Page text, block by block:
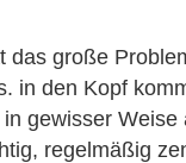
große
in den Kopf
gewisser
regelmäßig